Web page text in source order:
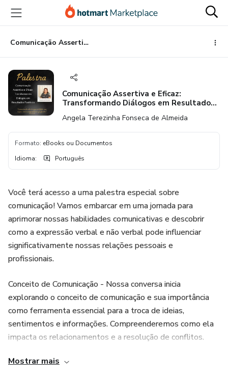
para
conteúdo
principal
para
pagamento
para
rodapé
Comunicação Assertiva e Eficaz: Transformando Diálogos em Resultados Positivos
Comunicação Assertiva e Eficaz:
Transformando Diálogos em Resultados
Angela Terezinha Fonseca de Almeida
Formato: eBooks ou Documentos
Idioma: Português
Você terá acesso a uma palestra especial sobre
comunicação! Vamos embarcar em uma jornada para
aprimorar nossas habilidades comunicativas e descobrir
como a expressão verbal e não verbal pode influenciar
significativamente nossas relações pessoais e
profissionais.
Conceito de Comunicação - Nossa conversa inicia
explorando o conceito de comunicação e sua importância
como ferramenta essencial para a troca de ideias,
sentimentos e informações. Compreenderemos como ela
impacta os relacionamentos e a resolução de conflitos.
Observar a Comunicação Não Verbal - Em seguida,
Mostrar mais